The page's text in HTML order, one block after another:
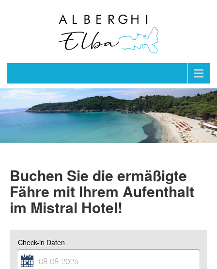
Buchen Sie die ermäßigte
Fähre mit Ihrem Aufenthalt
im Mistral Hotel!
Check-in Daten